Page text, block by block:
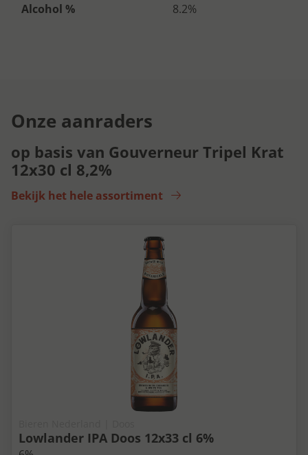
Alcohol % 8.2%
Onze aanraders
op basis van Gouverneur Tripel Krat
12x30 cl 8,2%
Bekijk het hele assortiment
Lowlander IPA Doos 12x33 cl 6%